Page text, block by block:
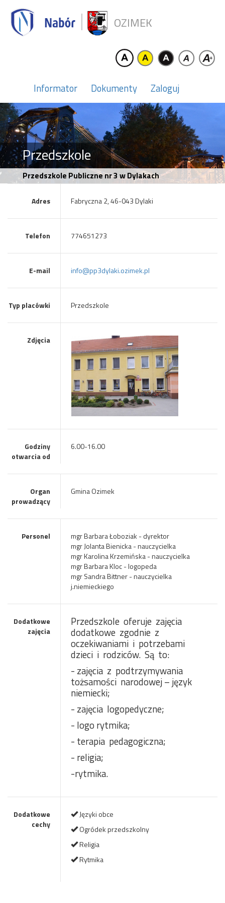
OZIMEK
Informator Dokumenty Zaloguj
Przedszkole
Przedszkole Publiczne nr 3 w Dylakach
Adres Fabryczna 2, 46-043 Dylaki
Telefon 774651273
E-mail info@pp3dylaki.ozimek.pl
Typ placówki Przedszkole
Zdjęcia
Godziny
otwarcia od
6.00-16.00
Organ
prowadzący
Gmina Ozimek
Personel
mgr Barbara Łoboziak - dyrektor
mgr Jolanta Bienicka - nauczycielka
mgr Karolina Krzemińska - nauczycielka
mgr Barbara Kloc - logopeda
mgr Sandra Bittner - nauczycielka
j.niemieckiego
Dodatkowe
zajęcia
Przedszkole oferuje zajęcia
dodatkowe zgodnie z
oczekiwaniami i potrzebami
dzieci i rodziców. Są to:
- zajęcia z podtrzymywania
tożsamości narodowej – język
niemiecki;
- zajęcia logopedyczne;
- logo rytmika;
- terapia pedagogiczna;
- religia;
-rytmika.
Dodatkowe
cechy
Języki obce
Ogródek przedszkolny
Religia
Rytmika